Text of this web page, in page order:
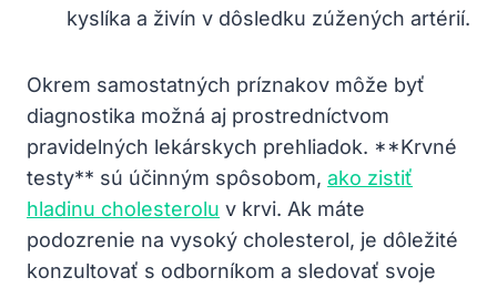
kyslíka a ‌živín ​v ​dôsledku ⁢zúžených artérií.
Okrem samostatných ​príznakov môže⁣ byť
diagnostika možná aj prostredníctvom
pravidelných lekárskych prehliadok. **Krvné
‌testy** sú účinným spôsobom,⁣ ako zistiť
hladinu cholesterolu v krvi. Ak máte
podozrenie na vysoký cholesterol,⁣ je dôležité
konzultovať ⁢s odborníkom a sledovať svoje​